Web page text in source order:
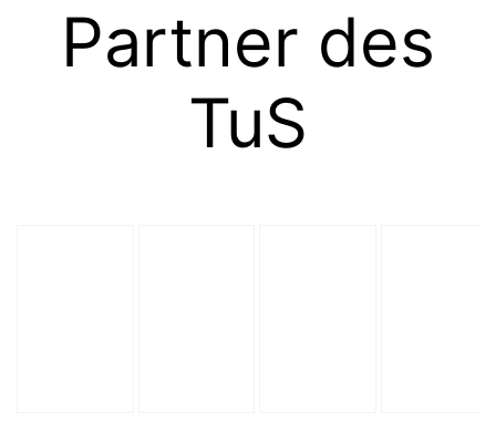
Partner des
TuS